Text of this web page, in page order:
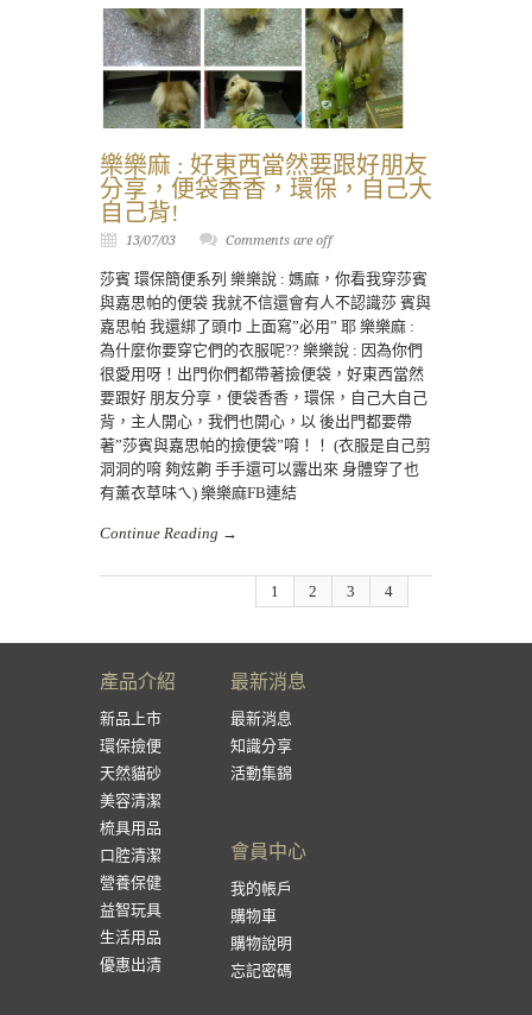
樂樂麻 : 好東西當然要跟好朋友
分享，便袋香香，環保，自己大
自己背!
13/07/03 Comments are off
莎賓 環保簡便系列 樂樂說 : 媽麻，你看我穿莎賓
與嘉思帕的便袋 我就不信還會有人不認識莎 賓與
嘉思帕 我還綁了頭巾 上面寫”必用” 耶 樂樂麻 :
為什麼你要穿它們的衣服呢?? 樂樂說 : 因為你們
很愛用呀！出門你們都帶著撿便袋，好東西當然
要跟好 朋友分享，便袋香香，環保，自己大自己
背，主人開心，我們也開心，以 後出門都要帶
著”莎賓與嘉思帕的撿便袋”唷！！ (衣服是自己剪
洞洞的唷 夠炫齁 手手還可以露出來 身體穿了也
有薰衣草味ㄟ) 樂樂麻FB連結
Continue Reading →
1 2 3 4
產品介紹
新品上市
環保撿便
天然貓砂
美容清潔
梳具用品
口腔清潔
營養保健
益智玩具
生活用品
優惠出清
最新消息
最新消息
知識分享
活動集錦
會員中心
我的帳戶
購物車
購物說明
忘記密碼